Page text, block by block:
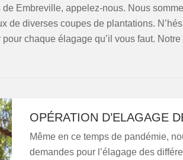
Embreville, appelez-nous. Nous
de diverses coupes de plantations.
chaque élagage qu’il vous faut.
OPÉRATION D’ELAGAGE
Même en ce temps de pandémie,
demandes pour l’élagage des